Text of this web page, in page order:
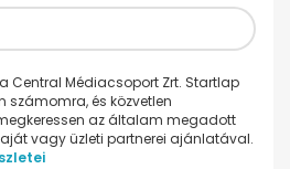
Central Médiacsoport Zrt. Startlap
számomra, és közvetlen
az általam megadott
vagy üzleti partnerei ajánlatával.